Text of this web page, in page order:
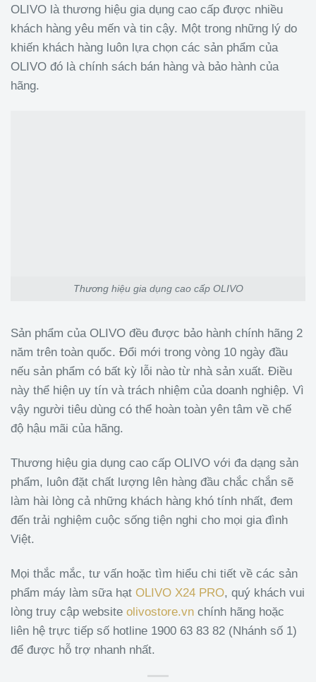
OLIVO là thương hiệu gia dụng cao cấp được nhiều
khách hàng yêu mến và tin cậy. Một trong những lý do
khiến khách hàng luôn lựa chọn các sản phẩm của
OLIVO đó là chính sách bán hàng và bảo hành của
hãng.
Thương hiệu gia dụng cao cấp OLIVO
Sản phẩm của OLIVO đều được bảo hành chính hãng 2
năm trên toàn quốc. Đổi mới trong vòng 10 ngày đầu
nếu sản phẩm có bất kỳ lỗi nào từ nhà sản xuất. Điều
này thể hiện uy tín và trách nhiệm của doanh nghiệp. Vì
vậy người tiêu dùng có thể hoàn toàn yên tâm về chế
độ hậu mãi của hãng.
Thương hiệu gia dụng cao cấp OLIVO với đa dạng sản
phẩm, luôn đặt chất lượng lên hàng đầu chắc chắn sẽ
làm hài lòng cả những khách hàng khó tính nhất, đem
đến trải nghiệm cuộc sống tiện nghi cho mọi gia đình
Việt.
Mọi thắc mắc, tư vấn hoặc tìm hiểu chi tiết về các sản
phẩm máy làm sữa hạt OLIVO X24 PRO, quý khách vui
lòng truy cập website olivostore.vn chính hãng hoặc
liên hệ trực tiếp số hotline 1900 63 83 82 (Nhánh số 1)
để được hỗ trợ nhanh nhất.